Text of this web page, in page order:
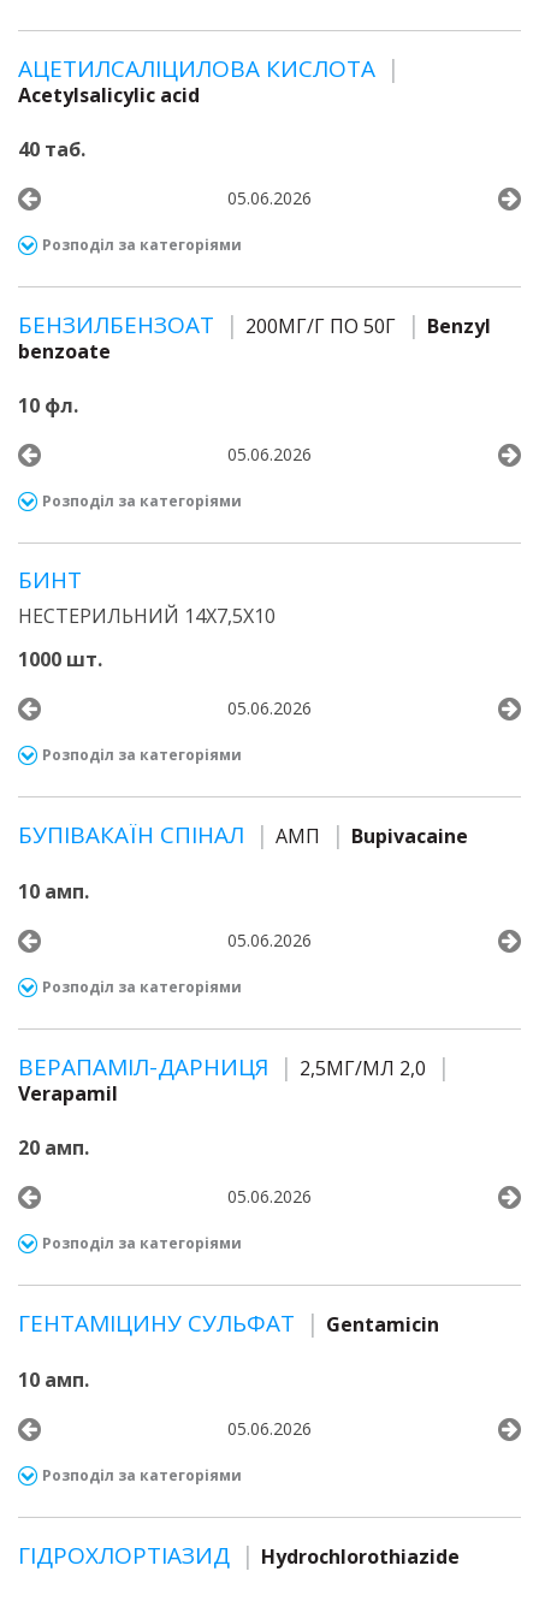
АЦЕТИЛСАЛІЦИЛОВА КИСЛОТА
Acetylsalicylic acid
40 таб.
05.06.2026
Розподіл за категоріями
БЕНЗИЛБЕНЗОАТ 200МГ/Г ПО 50Г
Benzyl
benzoate
10 фл.
05.06.2026
Розподіл за категоріями
БИНТ
НЕСТЕРИЛЬНИЙ 14Х7,5Х10
1000 шт.
05.06.2026
Розподіл за категоріями
БУПІВАКАЇН СПІНАЛ АМП Bupivacaine
10 амп.
05.06.2026
Розподіл за категоріями
ВЕРАПАМІЛ-ДАРНИЦЯ
2,5МГ/МЛ 2,0
Verapamil
20 амп.
05.06.2026
Розподіл за категоріями
ГЕНТАМІЦИНУ СУЛЬФАТ Gentamicin
10 амп.
05.06.2026
Розподіл за категоріями
ГІДРОХЛОРТІАЗИД Hydrochlorothiazide